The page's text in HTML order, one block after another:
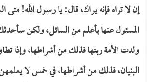
إن لا تراه فإنه يراك، قال: يا رسول الله! متى
المسئول عنها بأعلم من السائل، ولكن
ولدت الأمة ربتها فذلك من أشراطها، وإذا
البنيان، فذلك من أشراطها، في خمس لا يعلمهن